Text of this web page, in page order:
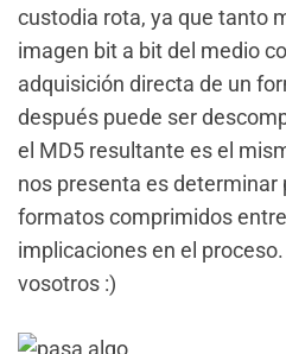
custodia rota, ya que tanto
imagen bit a bit del medio
adquisición directa de un
después puede ser
el MD5 resultante es el
nos presenta es determinar
formatos comprimidos
implicaciones en el
vosotros :)